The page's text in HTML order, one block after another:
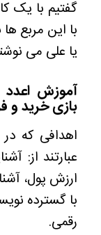
با این مربع
یا علی می
بازی خرید و
اهدافی که
ارزش پول،
رقمی.